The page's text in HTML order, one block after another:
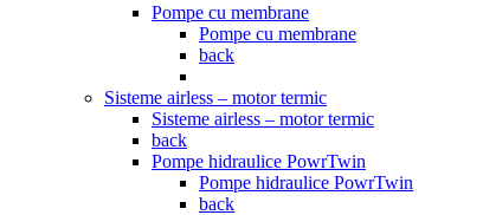
Pompe cu membrane
Pompe cu membrane
back
Sisteme airless – motor termic
Sisteme airless – motor termic
back
Pompe hidraulice PowrTwin
Pompe hidraulice PowrTwin
back